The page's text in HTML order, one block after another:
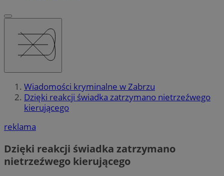
Wiadomości kryminalne w Zabrzu
Dzięki reakcji świadka zatrzymano nietrzeźwego
kierującego
reklama
Dzięki reakcji świadka zatrzymano
nietrzeźwego kierującego